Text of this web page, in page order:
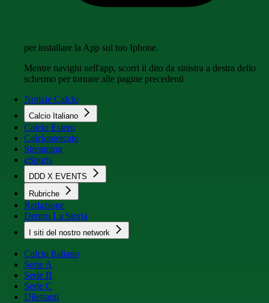
per installare la App sul tuo Iphone.
Mentre navighi nell'app, scorri il dito da sinistra a destra dello
schermo per tornare alle pagine precedenti
Notizie Calcio
Calcio Italiano
Calcio Estero
Calciomercato
Streaming
eSports
DDD X EVENTS
Rubriche
Redazione
Dentro La Storia
I siti del nostro network
Calcio Italiano
Serie A
Serie B
Serie C
Dilettanti